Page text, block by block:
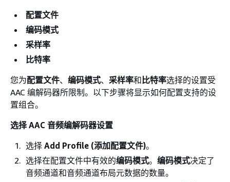
配置文件
编码模式
采样率
比特率
您为配置文件、 编码模式、 采样率和比特率选择的设置受
AAC 编解码器所限制。以下步骤将显示如何配置支持的设
置组合。
选择 AAC 音频编解码器设置
选择 Add Profile (添加配置文件)。
选择在配置文件中有效的编码模式。 编码模式决定了
音频通道和音频通道布局元数据的数量。